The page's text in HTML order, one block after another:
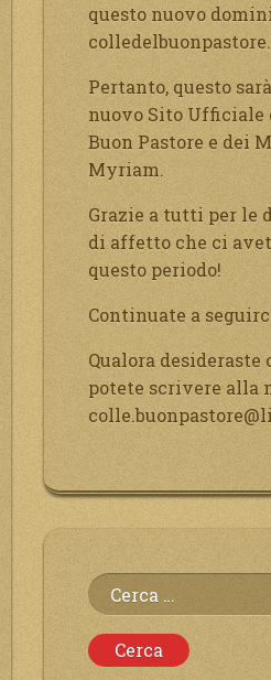
questo nuovo
Pertanto, questo
nuovo Sito Ufficiale
Buon Pastore e dei
Myriam.
Grazie a tutti per le
di affetto che ci
questo periodo!
Continuate a
Qualora
potete scrivere alla
Ricerca
per: